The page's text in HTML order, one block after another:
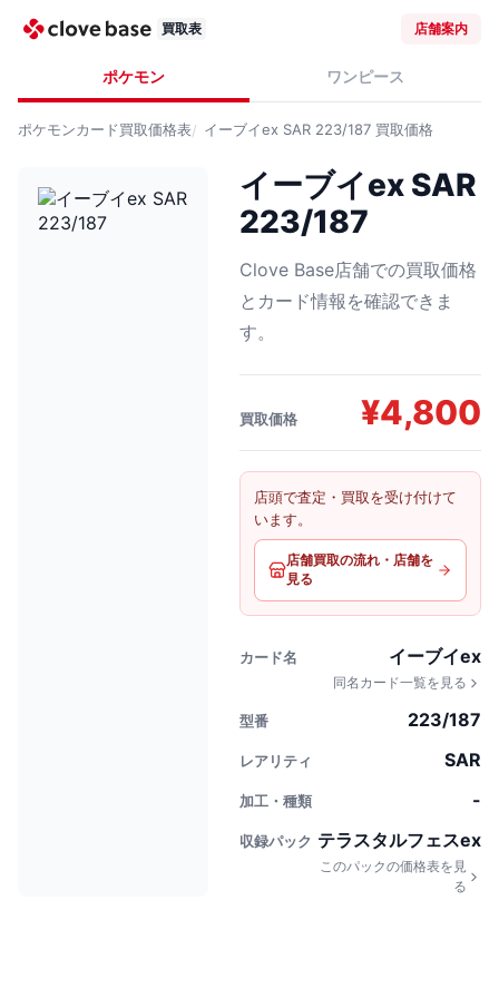
買取表 店舗案内
ポケモン ワンピース
ポケモンカード買取価格表 イーブイex SAR 223/187 買取価格
イーブイex SAR
223/187
Clove Base店舗での買取価格
とカード情報を確認できま
す。
買取価格 ¥4,800
店頭で査定・買取を受け付けて
います。
店舗買取の流れ・店舗を
見る
カード名 イーブイex
同名カード一覧を見る
型番 223/187
レアリティ SAR
加工・種類 -
収録パック テラスタルフェスex
このパックの価格表を見
る